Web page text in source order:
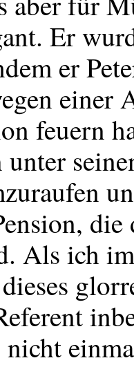
Er
er
einer
feuern
die
Als ich